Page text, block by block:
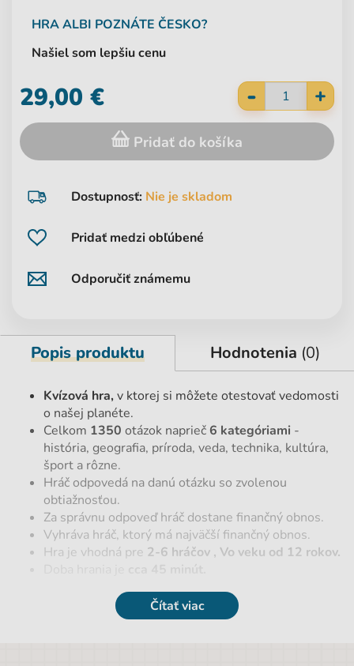
HRAALBI POZNÁTE ČESKO?
Našiel som lepšiu cenu
Pridať medzi obľúbené
Odporučiť známemu
Dostupnosť: Nie je skladom
- +
29,00 €
Pridať do košíka
Popis produktu Hodnotenia (0)
Kvízová hra,v ktorej si môžete otestovať vedomosti
o našej planéte.
Celkom 1350 otázok naprieč 6 kategóriami -
história, geografia, príroda, veda, technika, kultúra,
šport a rôzne.
Hráč odpovedá na danú otázku so zvolenou
obtiažnosťou.
Za správnu odpoveď hráč dostane finančný obnos.
Vyhráva hráč, ktorý má najväčší finančný obnos.
Hra je vhodná pre 2-6 hráčov , Vo veku od 12 rokov.
Parametre
Čítať viac